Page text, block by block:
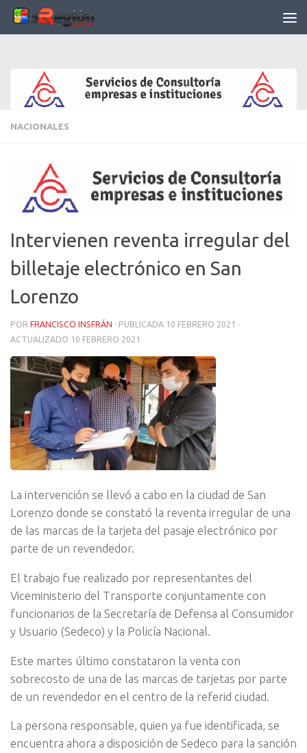
Saltar al contenido
NACIONALES
Intervienen reventa irregular del
billetaje electrónico en San
Lorenzo
POR FRANCISCO INSFRÁN · PUBLICADA 10 FEBRERO 2021 ·
ACTUALIZADO 10 FEBRERO 2021
La intervención se llevó a cabo en la ciudad de San
Lorenzo donde se constató la reventa irregular de una
de las marcas de la tarjeta del pasaje electrónico por
parte de un revendedor.
El trabajo fue realizado por representantes del
Viceministerio del Transporte conjuntamente con
funcionarios de la Secretaría de Defensa al Consumidor
y Usuario (Sedeco) y la Policía Nacional.
Este martes último constataron la venta con
sobrecosto de una de las marcas de tarjetas por parte
de un revendedor en el centro de la referid ciudad.
La persona responsable, quien ya fue identificada, se
encuentra ahora a disposición de Sedeco para la sanción